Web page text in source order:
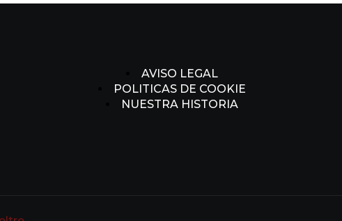
AVISO LEGAL
POLITICAS DE COOKIE
NUESTRA HISTORIA